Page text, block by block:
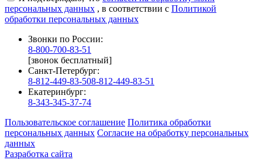
персональных данных , в соответствии с Политикой
обработки персональных данных
Звонки по России:
8-800-700-83-51
[звонок бесплатный]
Санкт-Петербург:
8-812-449-83-508-812-449-83-51
Екатеринбург:
8-343-345-37-74
Пользовательское соглашение Политика обработки
персональных данных Согласие на обработку персональных
данных
Разработка сайта